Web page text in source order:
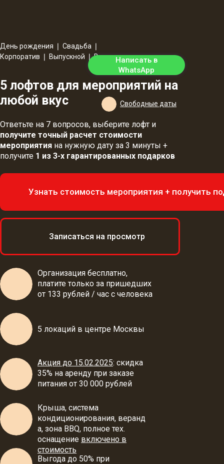
Написать в
WhatsApp
Записаться на просмотр
Узнать стоимость мероприятия + получить
Ответьте на 7 вопросов, выберите лофт и
получите точный расчет стоимости
мероприятия на нужную дату за 3 минуты +
получите 1 из 3-х гарантированных подарков
Выгода до 50% при
Крыша, система
кондиционирования, веранд
а, зона BBQ, полное тех.
оснащение включено в
стоимость
Акция до 15.02.2025: скидка
35% на аренду при заказе
питания от 30 000 рублей
5 локаций в центре Москвы
Организация бесплатно,
платите только за пришедших
от 133 рублей / час с человека
Свободные даты
5 лофтов для мероприятий на
любой вкус
День рождения ❘ Свадьба ❘
Корпоратив ❘ Выпускной ❘ Вечеринка